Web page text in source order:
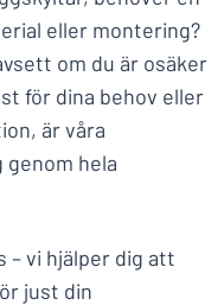
eller montering?
om du är osäker
för dina behov eller
är våra
hela
– vi hjälper dig att
just din